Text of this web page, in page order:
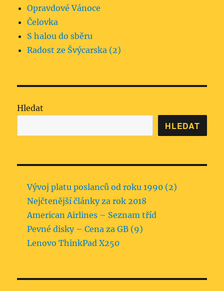
Opravdové Vánoce
Čelovka
S halou do sběru
Radost ze Švýcarska (2)
Hledat
HLEDAT
Vývoj platu poslanců od roku 1990 (2)
Nejčtenější články za rok 2018
American Airlines – Seznam tříd
Pevné disky – Cena za GB (9)
Lenovo ThinkPad X250